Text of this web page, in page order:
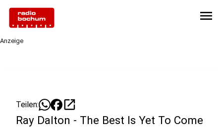
menu
Anzeige
Teilen: open_in_new
Ray Dalton - The Best Is Yet To Come